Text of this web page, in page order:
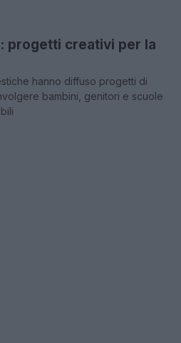
progetti creativi per la
hanno diffuso progetti di
bambini, genitori e scuole